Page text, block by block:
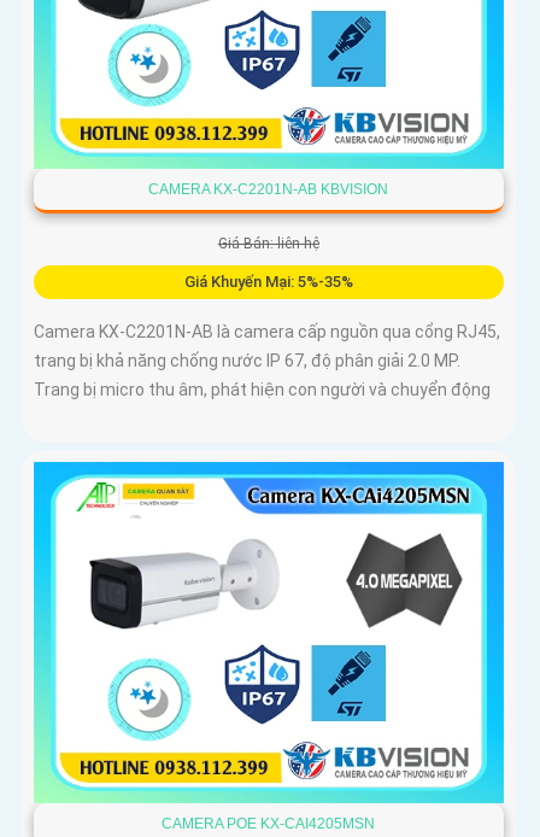
CAMERA KX-C2201N-AB KBVISION
Giá Bán: liên hệ
Giá Khuyến Mại: 5%-35%
Camera KX-C2201N-AB là camera cấp nguồn qua cổng RJ45,
trang bị khả năng chống nước IP 67, độ phân giải 2.0 MP.
Trang bị micro thu âm, phát hiện con người và chuyển động
CAMERA POE KX-CAI4205MSN